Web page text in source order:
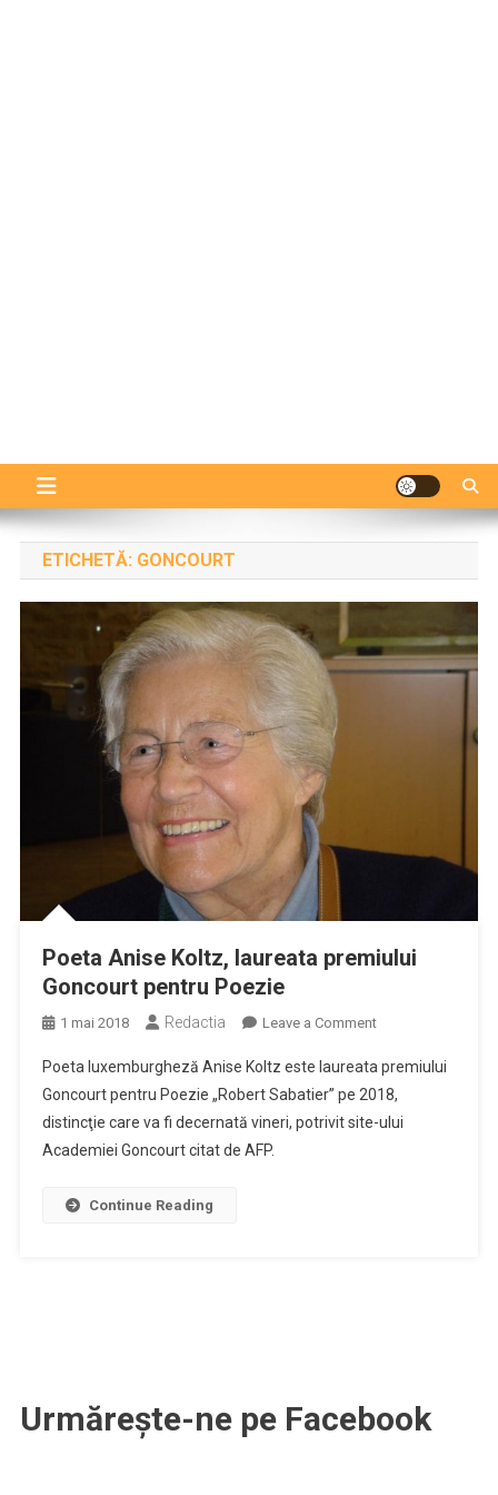
ETICHETĂ: GONCOURT
Poeta Anise Koltz, laureata premiului
Goncourt pentru Poezie
1 mai 2018 Redactia Leave a Commenton
Anise
Koltz,
laureata
Poeta luxemburgheză Anise Koltz este laureata premiului
Goncourt pentru Poezie „Robert Sabatier” pe 2018,
distincţie care va fi decernată vineri, potrivit site-ului
Academiei Goncourt citat de AFP.
Continue Reading
Urmărește-ne pe Facebook